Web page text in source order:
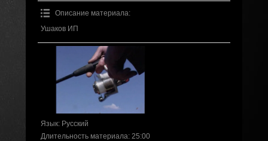
Описание материала:
Ушаков ИП
Язык: Русский
Длительность материала: 25:00